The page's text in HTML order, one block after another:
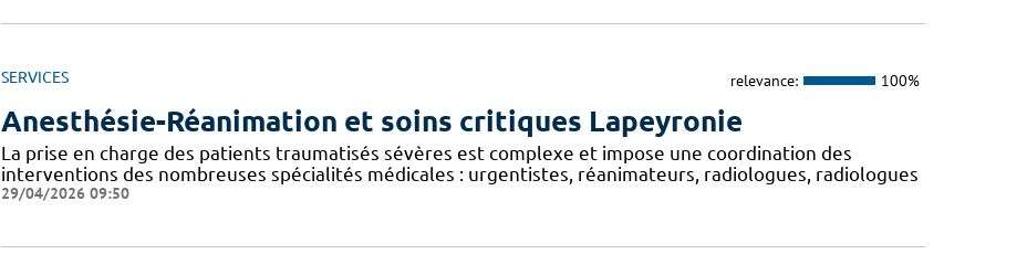
SERVICES relevance: 100%
Anesthésie-Réanimation et soins critiques Lapeyronie
La prise en charge des patients traumatisés sévères est complexe et impose une coordination des
interventions des nombreuses spécialités médicales : urgentistes, réanimateurs, radiologues, radiologues
29/04/2026 09:50